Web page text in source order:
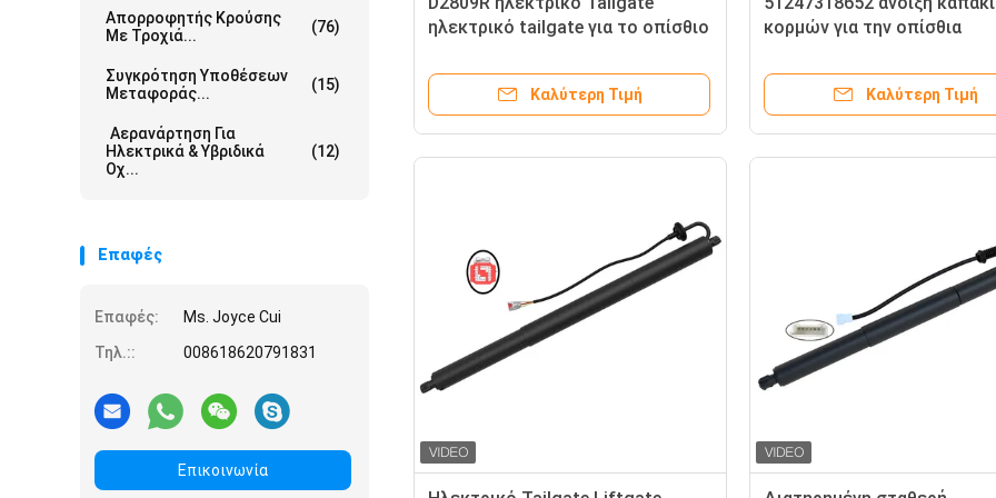
Απορροφητής Κρούσης
Με Τροχιά...
(76)
Συγκρότηση Υποθέσεων
Μεταφοράς...
(15)
Αερανάρτηση Για
Ηλεκτρικά & Υβριδικά
Οχ...
(12)
Επαφές
Επαφές:
Ms. Joyce Cui
Τηλ.::
008618620791831
Επικοινωνία
ηλεκτρικό tailgate για το οπίσθιο
της BMW F01 F02
Καλύτερη Τιμή
κορμών για την οπίσθια
κορμών F-16 της BMW X6
Καλύτερη Τιμή